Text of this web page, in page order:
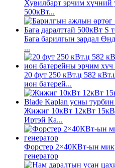
Хувилбарт эрчим хүчний
500кВт...
Бага барилгын зардал
...
20 фут 250 кВт.ц 582
ион батерей...
Жижиг 10кВт 12кВт
Иртэй Ка...
Форстер 2×40КВт-ын
генератор